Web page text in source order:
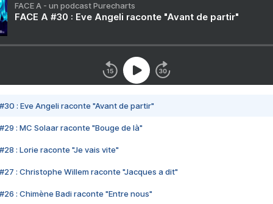
FACE A - un podcast Purecharts
FACE A #30 : Eve Angeli raconte "Avant de partir"
#30 : Eve Angeli raconte "Avant de partir"
#29 : MC Solaar raconte "Bouge de là"
#28 : Lorie raconte "Je vais vite"
#27 : Christophe Willem raconte "Jacques a dit"
#26 : Chimène Badi raconte "Entre nous"